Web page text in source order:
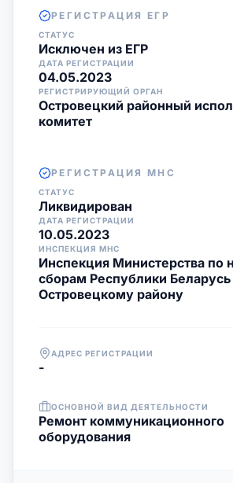
РЕГИСТРАЦИЯ ЕГР
СТАТУС
Исключен из ЕГР
ДАТА РЕГИСТРАЦИИ
04.05.2023
РЕГИСТРИРУЮЩИЙ ОРГАН
Островецкий районный
комитет
РЕГИСТРАЦИЯ МНС
СТАТУС
Ликвидирован
ДАТА РЕГИСТРАЦИИ
10.05.2023
ИНСПЕКЦИЯ МНС
Инспекция Министерства по
сборам Республики
Островецкому району
АДРЕС РЕГИСТРАЦИИ
-
ОСНОВНОЙ ВИД ДЕЯТЕЛЬНОСТИ
Ремонт коммуникационного
оборудования